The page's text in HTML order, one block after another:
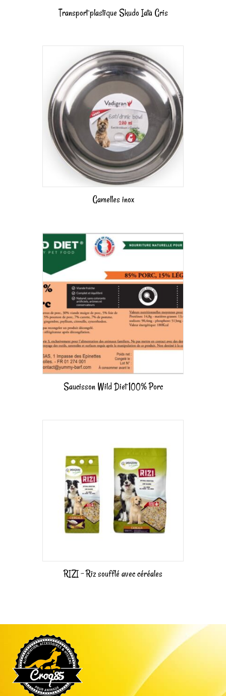
Transport plastique Skudo Iata Gris
Gamelles inox
Saucisson Wild Diet 100% Porc
RIZI – Riz soufflé avec céréales